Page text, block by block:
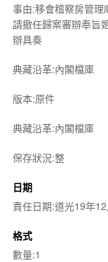
事由:移會稽察房管
請撤任歸案審辦奉旨
辦具奏
典藏沿革:內閣檔庫
版本:原件
典藏沿革:內閣檔庫
保存狀況:整
日期
責任日期:道光19年
格式
數量:1